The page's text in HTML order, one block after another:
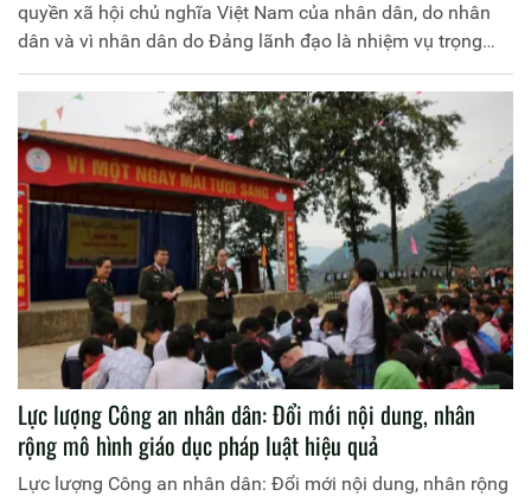
quyền xã hội chủ nghĩa Việt Nam của nhân dân, do nhân
dân và vì nhân dân do Đảng lãnh đạo là nhiệm vụ trọng
tâm của đổi mới hệ thống chính trị”[1]. Trên tinh thần
nhiệm vụ trọng tâm này, Đại hội XIII đề ra một số giải pháp
xây dựng, hoàn thiện Nhà nước pháp quyền xã hội chủ
nghĩa Việt Nam đến năm 2030, định hướng đến năm 2045.
Đó là các giải pháp định hướng cơ bản sau:
Lực lượng Công an nhân dân: Đổi mới nội dung, nhân
rộng mô hình giáo dục pháp luật hiệu quả
Lực lượng Công an nhân dân: Đổi mới nội dung, nhân rộng